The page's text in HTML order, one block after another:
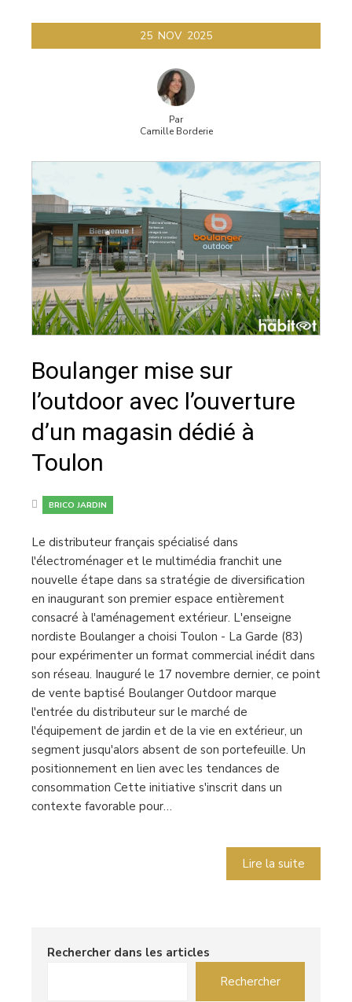
garde
25 NOV 2025
Par
Camille Borderie
Boulanger mise sur
l’outdoor avec l’ouverture
d’un magasin dédié à
Toulon
BRICO JARDIN
Le distributeur français spécialisé dans
l'électroménager et le multimédia franchit une
nouvelle étape dans sa stratégie de diversification
en inaugurant son premier espace entièrement
consacré à l'aménagement extérieur. L'enseigne
nordiste Boulanger a choisi Toulon - La Garde (83)
pour expérimenter un format commercial inédit dans
son réseau. Inauguré le 17 novembre dernier, ce point
de vente baptisé Boulanger Outdoor marque
l'entrée du distributeur sur le marché de
l'équipement de jardin et de la vie en extérieur, un
segment jusqu'alors absent de son portefeuille. Un
positionnement en lien avec les tendances de
consommation Cette initiative s'inscrit dans un
contexte favorable pour…
Lire la suite
Rechercher dans les articles
Rechercher